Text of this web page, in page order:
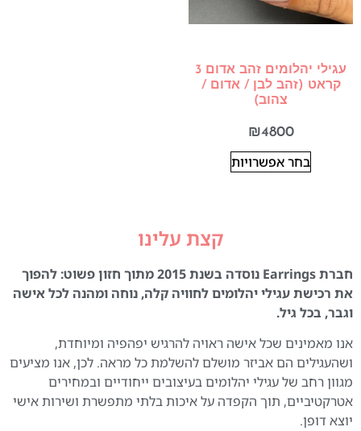
עגילי יהלומים זהב אדום 3
קראט (זהב לבן / אדום /
צהוב)
₪4800
בחר אפשרויות
קצת עלינו
חברת Earrings נוסדה בשנת 2015 מתוך חזון פשוט: להפוך
את רכישת עגילי יהלומים לחוויה קלה, נוחה ומהנה לכל אישה
וגבר, בכל גיל.
אנו מאמינים שכל אישה ראויה להרגיש יפהפיה ומיוחדת,
ושהעגילים הם אביזר מושלם להשלמת כל מראה. לכן, אנו מציעים
מגוון רחב של עגילי יהלומים בעיצובים ייחודיים ובמחירים
אטרקטיביים, תוך הקפדה על איכות בלתי מתפשרת ושירות אישי
יוצא דופן.